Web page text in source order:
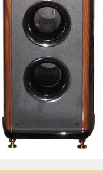
V Plate Current (max) 230 mA Plate